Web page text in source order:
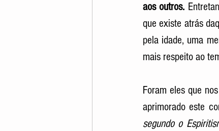
aos outros.
que existe atrás
pela idade, uma
mais respeito ao
Foram eles que
aprimorado este
segundo o